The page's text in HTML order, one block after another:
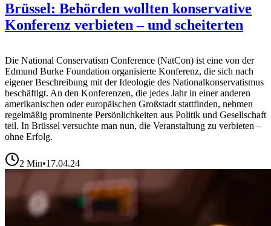
Brüssel: Behörden wollten konservative
Konferenz verbieten – und scheiterten
Die National Conservatism Conference (NatCon) ist eine von der
Edmund Burke Foundation organisierte Konferenz, die sich nach
eigener Beschreibung mit der Ideologie des Nationalkonservatismus
beschäftigt. An den Konferenzen, die jedes Jahr in einer anderen
amerikanischen oder europäischen Großstadt stattfinden, nehmen
regelmäßig prominente Persönlichkeiten aus Politik und Gesellschaft
teil. In Brüssel versuchte man nun, die Veranstaltung zu verbieten –
ohne Erfolg.
2 Min•17.04.24